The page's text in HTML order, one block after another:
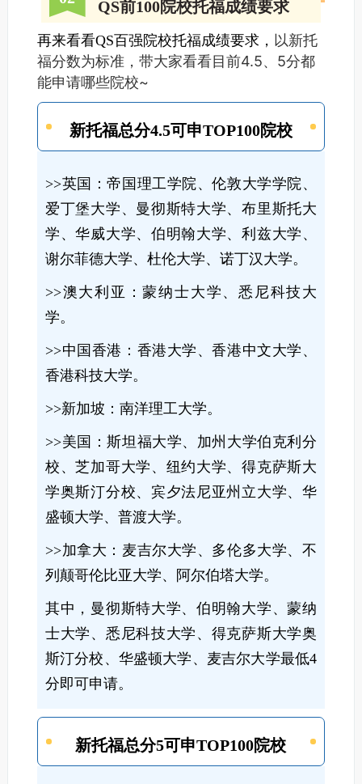
QS前100院校托福成绩要求
再来看看QS百强院校托福成绩要求， 以新托
福分数为标准，带大家看看目前4.5、5分都
能申请哪些院校~
新托福总分4.5可申TOP100院校
>>英国：帝国理工学院、伦敦大学学院、
爱丁堡大学、曼彻斯特大学、布里斯托大
学、华威大学、伯明翰大学、利兹大学、
谢尔菲德大学、杜伦大学、诺丁汉大学。
>>澳大利亚：蒙纳士大学、悉尼科技大
学。
>>中国香港：香港大学、香港中文大学、
香港科技大学。
>>新加坡：南洋理工大学。
>>美国：斯坦福大学、加州大学伯克利分
校、芝加哥大学、纽约大学、得克萨斯大
学奥斯汀分校、宾夕法尼亚州立大学、华
盛顿大学、普渡大学。
>>加拿大：麦吉尔大学、多伦多大学、不
列颠哥伦比亚大学、阿尔伯塔大学。
其中，曼彻斯特大学、伯明翰大学、蒙纳
士大学、悉尼科技大学、得克萨斯大学奥
斯汀分校、华盛顿大学、麦吉尔大学最低4
分即可申请。
新托福总分5可申TOP100院校